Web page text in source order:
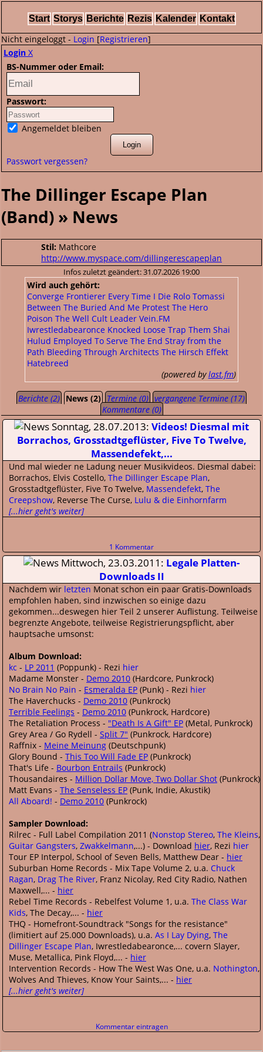
Start Storys Berichte Rezis Kalender Kontakt
Nicht eingeloggt - Login [Registrieren]
Login X
BS-Nummer oder Email:
Passwort:
Angemeldet bleiben
Passwort vergessen?
The Dillinger Escape Plan
(Band) » News
Stil: Mathcore
http://www.myspace.com/dillingerescapeplan
Infos zuletzt geändert: 31.07.2026 19:00
Wird auch gehört:
Converge Frontierer Every Time I Die Rolo Tomassi
Between The Buried And Me Protest The Hero
Poison The Well Cult Leader Vein.FM
Iwrestledabearonce Knocked Loose Trap Them Shai
Hulud Employed To Serve The End Stray from the
Path Bleeding Through Architects The Hirsch Effekt
Hatebreed
(powered bylast.fm)
Berichte (2) News (2) Termine (0) vergangene Termine (17)
Kommentare (0)
Sonntag, 28.07.2013: Videos! Diesmal mit
Borrachos, Grosstadtgeflüster, Five To Twelve,
Massendefekt,...
Und mal wieder ne Ladung neuer Musikvideos. Diesmal dabei:
Borrachos, Elvis Costello, The Dillinger Escape Plan,
Grosstadtgeflüster, Five To Twelve, Massendefekt, The
Creepshow, Reverse The Curse, Lulu & die Einhornfarm
[...hier geht's weiter]
1 Kommentar
Mittwoch, 23.03.2011: Legale Platten-
Downloads II
Nachdem wir letzten Monat schon ein paar Gratis-Downloads
empfohlen haben, sind inzwischen so einige dazu
gekommen...deswegen hier Teil 2 unserer Auflistung. Teilweise
begrenzte Angebote, teilweise Registrierungspflicht, aber
hauptsache umsonst:
Album Download:
kc - LP 2011 (Poppunk) - Rezi hier
Madame Monster - Demo 2010 (Hardcore, Punkrock)
No Brain No Pain - Esmeralda EP (Punk) - Rezi hier
The Haverchucks - Demo 2010 (Punkrock)
Terrible Feelings - Demo 2010 (Punkrock, Hardcore)
The Retaliation Process - "Death Is A Gift" EP (Metal, Punkrock)
Grey Area / Go Rydell - Split 7" (Punkrock, Hardcore)
Raffnix - Meine Meinung (Deutschpunk)
Glory Bound - This Too Will Fade EP (Punkrock)
That's Life - Bourbon Entrails (Punkrock)
Thousandaires - Million Dollar Move, Two Dollar Shot (Punkrock)
Matt Evans - The Senseless EP (Punk, Indie, Akustik)
All Aboard! - Demo 2010 (Punkrock)
Sampler Download:
Rilrec - Full Label Compilation 2011 (Nonstop Stereo, The Kleins,
Guitar Gangsters, Zwakkelmann,...) - Download hier, Rezi hier
Tour EP Interpol, School of Seven Bells, Matthew Dear - hier
Suburban Home Records - Mix Tape Volume 2, u.a. Chuck
Ragan, Drag The River, Franz Nicolay, Red City Radio, Nathen
Maxwell,... - hier
Rebel Time Records - Rebelfest Volume 1, u.a. The Class War
Kids, The Decay,... - hier
THQ - Homefront-Soundtrack "Songs for the resistance"
(limitiert auf 25.000 Downloads), u.a. As I Lay Dying, The
Dillinger Escape Plan, Iwrestledabearonce,... covern Slayer,
Muse, Metallica, Pink Floyd,... - hier
Intervention Records - How The West Was One, u.a. Nothington,
Wolves And Thieves, Know Your Saints,... - hier
[...hier geht's weiter]
Kommentar eintragen